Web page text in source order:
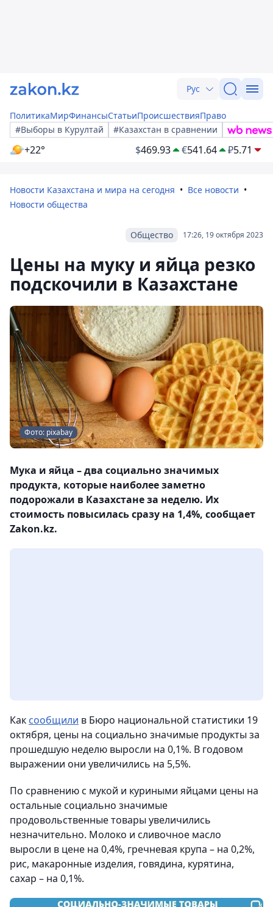
Рус
ПолитикаМирФинансыСтатьиПроисшествияПраво
#Выборы в Курултай
#Казахстан в сравнении
+22° $469.93 €541.64 ₽5.71
Новости Казахстана и мира на сегодня
Все новости
Новости общества
17:26, 19 октября 2023
Общество
Цены на муку и яйца резко
подскочили в Казахстане
Фото: pixabay
Мука и яйца – два социально значимых
продукта, которые наиболее заметно
подорожали в Казахстане за неделю. Их
стоимость повысилась сразу на 1,4%, сообщает
Zakon.kz.
Как сообщили в Бюро национальной статистики 19
октября, цены на социально значимые продукты за
прошедшую неделю выросли на 0,1%. В годовом
выражении они увеличились на 5,5%.
По сравнению с мукой и куриными яйцами цены на
остальные социально значимые
продовольственные товары увеличились
незначительно. Молоко и сливочное масло
выросли в цене на 0,4%, гречневая крупа – на 0,2%,
рис, макаронные изделия, говядина, курятина,
сахар – на 0,1%.